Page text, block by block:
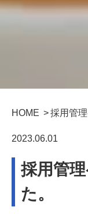
HOME 採用管
2023.06.01
採用管
た。